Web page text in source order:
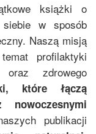
książki o
w sposób
Naszą misją
profilaktyki
oraz zdrowego
które łączą
publikacji